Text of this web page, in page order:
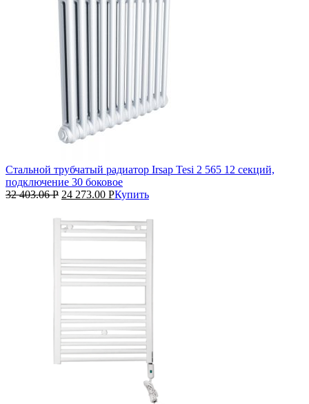
Стальной трубчатый радиатор Irsap Tesi 2 565 12 секций,
подключение 30 боковое
32 403.06Р 24 273.00 РКупить